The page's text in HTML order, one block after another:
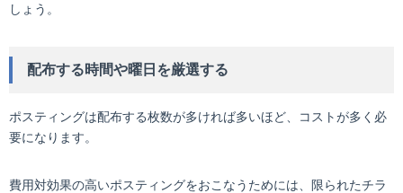
しょう。
配布する時間や曜日を厳選する
ポスティングは配布する枚数が多ければ多いほど、コストが多く必
要になります。
費用対効果の高いポスティングをおこなうためには、限られたチラ